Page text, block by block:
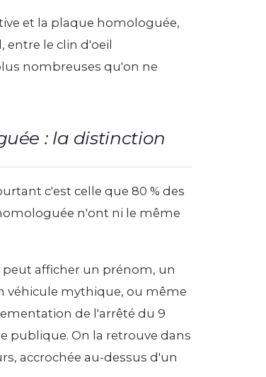
et la plaque homologuée,
entre le clin d'oeil
nombreuses qu'on ne
: la distinction
c'est celle que 80 % des
n'ont ni le même
afficher un prénom, un
véhicule mythique, ou même
de l'arrêté du 9
publique. On la retrouve dans
accrochée au-dessus d'un